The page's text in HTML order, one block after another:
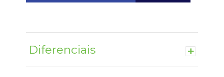
Diferenciais +